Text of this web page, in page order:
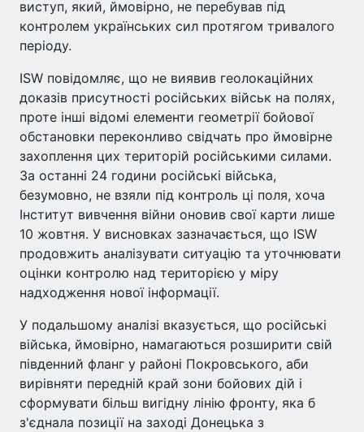
виступ, який, ймовірно, не перебував під
контролем українських сил протягом тривалого
періоду.
ISW повідомляє, що не виявив геолокаційних
доказів присутності російських військ на полях,
проте інші відомі елементи геометрії бойової
обстановки переконливо свідчать про ймовірне
захоплення цих територій російськими силами.
За останні 24 години російські війська,
безумовно, не взяли під контроль ці поля, хоча
Інститут вивчення війни оновив свої карти лише
10 жовтня. У висновках зазначається, що ISW
продовжить аналізувати ситуацію та уточнювати
оцінки контролю над територією у міру
надходження нової інформації.
У подальшому аналізі вказується, що російські
війська, ймовірно, намагаються розширити свій
південний фланг у районі Покровського, аби
вирівняти передній край зони бойових дій і
сформувати більш вигідну лінію фронту, яка б
з'єднала позиції на заході Донецька з